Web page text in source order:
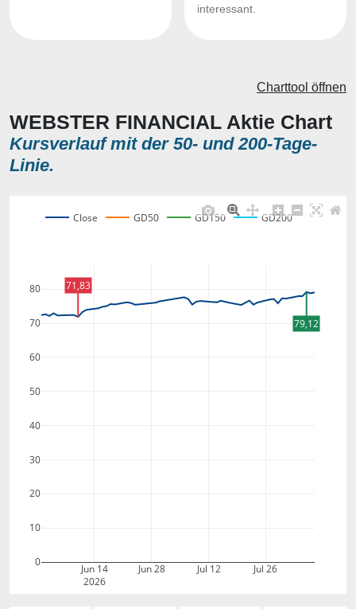
interessant.
WEBSTER FINANCIAL Aktie Chart
Kursverlauf mit der 50- und 200-Tage-
Linie.
Charttool öffnen
Jun 14
2026
Jun 28 Jul 12 Jul 26
0
10
20
30
40
50
60
70
80
Close GD50 GD150 GD200
79,12
71,83